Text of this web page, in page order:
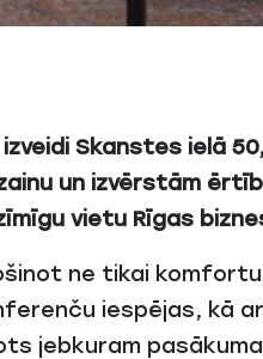
Skanstes ielā
un izvērstām
vietu Rīgas
ne tikai
iespējas, kā
jebkuram